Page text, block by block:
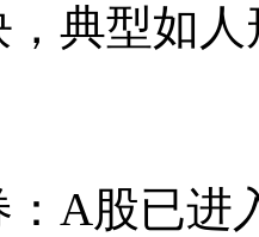
典型如
股已进